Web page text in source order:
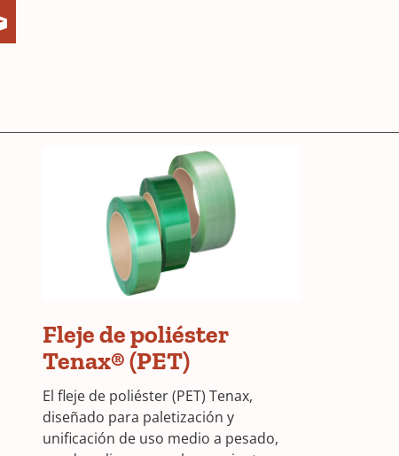
Fleje de poliéster
Tenax® (PET)
El fleje de poliéster (PET) Tenax,
diseñado para paletización y
unificación de uso medio a pesado,